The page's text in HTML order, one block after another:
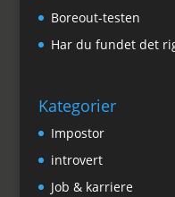
Boreout-testen
Har du fundet det
Kategorier
Impostor
introvert
Job & karriere